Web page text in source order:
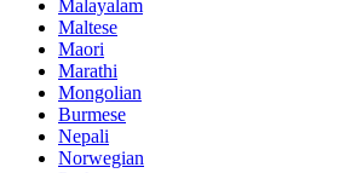
Malayalam
Maltese
Maori
Marathi
Mongolian
Burmese
Nepali
Norwegian